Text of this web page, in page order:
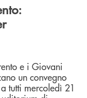
e i Giovani
un convegno
tutti mercoledì 21